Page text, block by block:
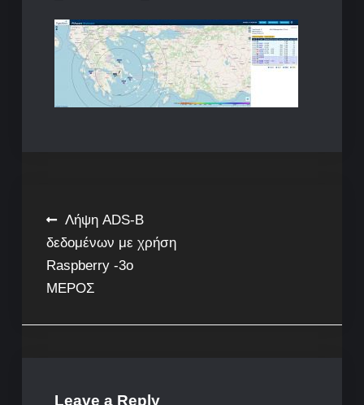
Post
navigation
Λήψη ADS-B
δεδομένων με χρήση
Raspberry -3o
ΜΕΡΟΣ
Leave a Reply